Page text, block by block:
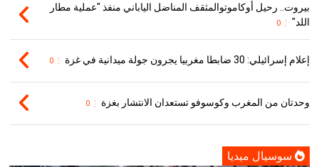
بيروت.. رحيل أوكاموتوالمثقف المناضل الياباني منفذ "عملية مطار
اللد"
0
إعلام إسرائيلي: 30 ضابطا مغربيا يجرون جولة ميدانية في غزة 0
وحدتان من المغرب وكوسوفو تستعدان الانتشار بغزة 0
سوسيال ميديا